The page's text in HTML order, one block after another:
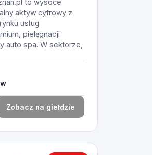
to wysoce
aktyw cyfrowy z
usług
pielęgnacji
auto spa. W sektorze,
Zobacz na giełdzie